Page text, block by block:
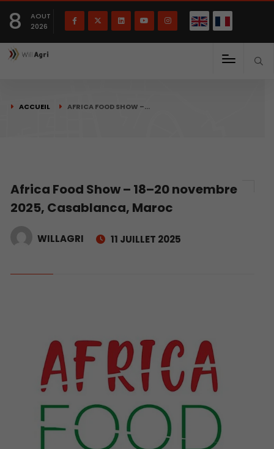
8
AOUT
2026
ACCUEIL AFRICA FOOD SHOW –…
Africa Food Show – 18–20 novembre
2025, Casablanca, Maroc
WILLAGRI 11 JUILLET 2025
Français English(English)